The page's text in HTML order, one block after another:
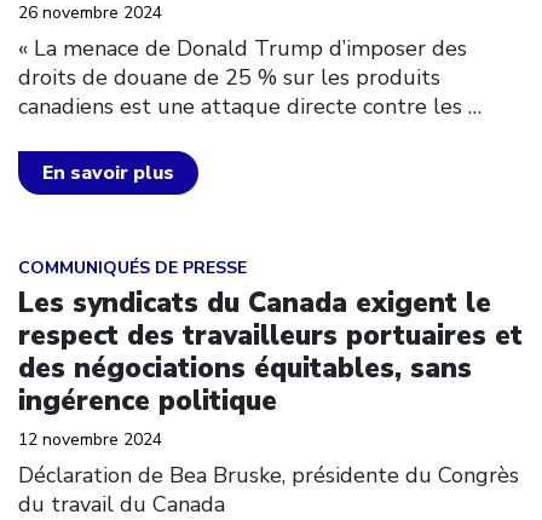
26 novembre 2024
« La menace de Donald Trump d’imposer des
droits de douane de 25 % sur les produits
canadiens est une attaque directe contre les …
En savoir plus
COMMUNIQUÉS DE PRESSE
Les syndicats du Canada exigent le
respect des travailleurs portuaires et
des négociations équitables, sans
ingérence politique
12 novembre 2024
Déclaration de Bea Bruske, présidente du Congrès
du travail du Canada
Click to open the link